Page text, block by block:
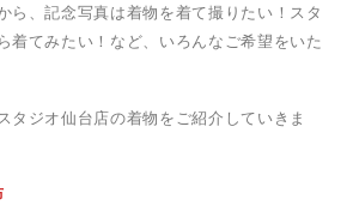
ら、記念写真は着物を着て撮りたい！スタ
着てみたい！など、いろんなご希望をいた
タジオ仙台店の着物をご紹介していきま